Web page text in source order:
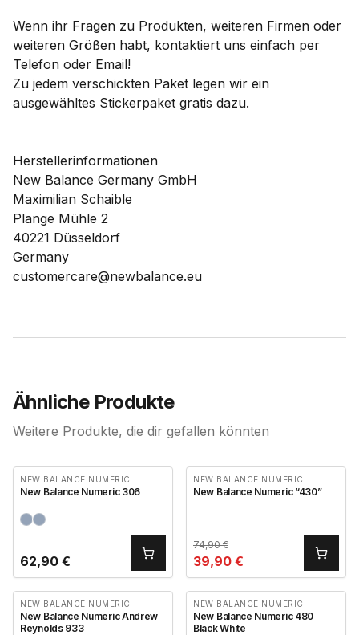
Wenn ihr Fragen zu Produkten, weiteren Firmen oder
weiteren Größen habt, kontaktiert uns einfach per
Telefon oder Email!
Zu jedem verschickten Paket legen wir ein
ausgewähltes Stickerpaket gratis dazu.
Herstellerinformationen
New Balance Germany GmbH
Maximilian Schaible
Plange Mühle 2
40221 Düsseldorf
Germany
customercare@newbalance.eu
Ähnliche Produkte
Weitere Produkte, die dir gefallen könnten
NEW BALANCE NUMERIC
New Balance Numeric 306
62,90 €
NEW BALANCE NUMERIC
New Balance Numeric “430”
74,90€
39,90 €
NEW BALANCE NUMERIC
New Balance Numeric Andrew
Reynolds 933
NEW BALANCE NUMERIC
New Balance Numeric 480
Black White